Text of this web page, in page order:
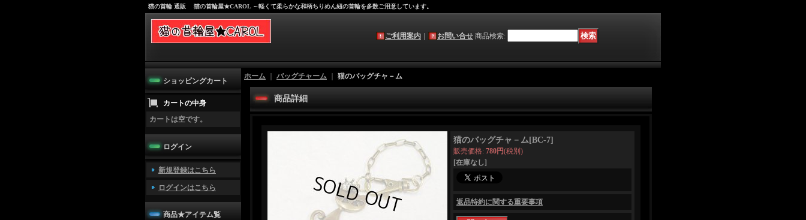
猫の首輪 通販 猫の首輪屋★CAROL ～軽くて柔らかな和柄ちりめん紐の首輪を多数ご用意しています。
ご利用案内 お問い合せ 商品検索:
ショッピングカート
カートの中身
カートは空です。
ログイン
新規登録はこちら
ログインはこちら
商品★アイテム覧
ホーム バッグチャーム 猫のバッグチャ－ム
商品詳細
猫のバッグチャ－ム[BC-7]
販売価格: 780円(税別)
[在庫なし]
返品特約に関する重要事項